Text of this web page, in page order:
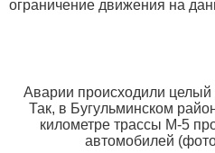
ограничение движения на
Аварии происходили целый
Так, в Бугульминском
километре трассы М-5
автомобилей